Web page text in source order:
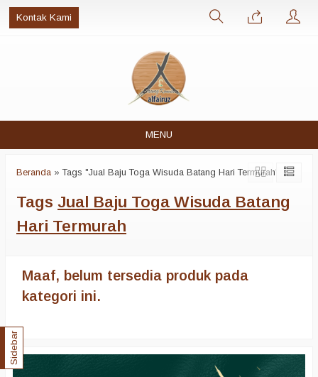
Kontak Kami
MENU
Beranda »Tags "Jual Baju Toga Wisuda Batang Hari Termurah"
Tags Jual Baju Toga Wisuda Batang
Hari Termurah
Maaf, belum tersedia produk pada
kategori ini.
Sidebar